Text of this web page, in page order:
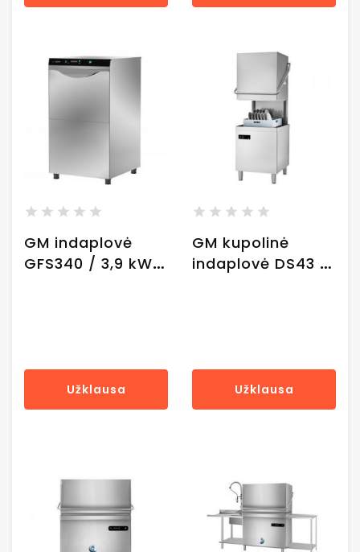
GM indaplovė
GFS340 / 3,9 kW /
Užklausa
GM kupolinė
indaplovė DS43 /
Užklausa